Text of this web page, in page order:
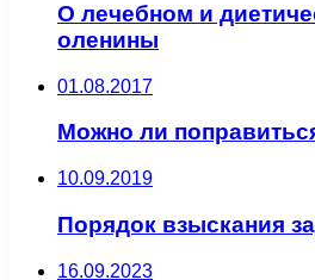
О лечебном и
оленины
01.08.2017
Можно ли
10.09.2019
Порядок взыскания
16.09.2023